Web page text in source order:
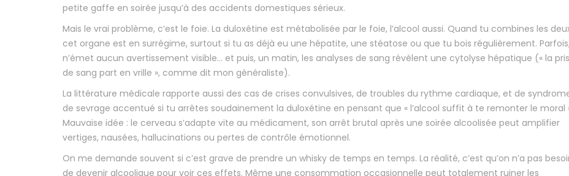
petite gaffe en soirée jusqu’à des accidents domestiques sérieux.
Mais le vrai problème, c’est le foie. La duloxétine est métabolisée par le foie, l’alcool aussi. Quand tu combines les
cet organe est en surrégime, surtout si tu as déjà eu une hépatite, une stéatose ou que tu bois régulièrement.
n’émet aucun avertissement visible… et puis, un matin, les analyses de sang révèlent une cytolyse hépatique (« la
de sang part en vrille », comme dit mon généraliste).
La littérature médicale rapporte aussi des cas de crises convulsives, de troubles du rythme cardiaque, et de
de sevrage accentué si tu arrêtes soudainement la duloxétine en pensant que « l’alcool suffit à te remonter le moral
Mauvaise idée : le cerveau s’adapte vite au médicament, son arrêt brutal après une soirée alcoolisée peut amplifier
vertiges, nausées, hallucinations ou pertes de contrôle émotionnel.
On me demande souvent si c’est grave de prendre un whisky de temps en temps. La réalité, c’est qu’on n’a pas
de devenir alcoolique pour voir ces effets. Même une consommation occasionnelle peut totalement ruiner les